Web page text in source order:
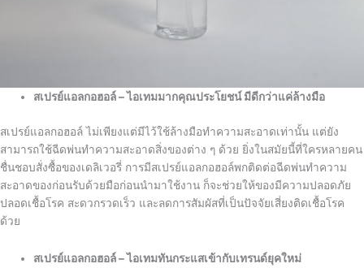
สเปรย์แอลกอฮอล์ – ไอเทมมากคุณประโยชน์ มีดีกว่าแค่ล้างมือ
สเปรย์แอลกอฮอล์ ไม่เพียงแต่มีไว้ใช้ล้างมือทำความสะอาดเท่านั้น แต่ยัง
สามารถใช้ฉีดพ่นทำความสะอาดสิ่งของต่าง ๆ ด้วย ยิ่งในสมัยนี้ที่ใครหลายคน
ชื่นชอบสั่งซื้อของเดลิเวอรี่ การมีสเปรย์แอลกอฮอล์พกติดต่อฉีดพ่นทำความ
สะอาดของก่อนรับด้วยมือก่อนนำมาใช้งาน ก็จะช่วยให้ของมีความปลอดภัย
ปลอดเชื้อโรค สะดวกรวดเร็ว และลดการสัมผัสที่เป็นปัจจัยเสี่ยงติดเชื้อโรค
ด้วย
สเปรย์แอลกอฮอล์ – ไอเทมทันกระแสเข้ากับเทรนด์ยุคใหม่